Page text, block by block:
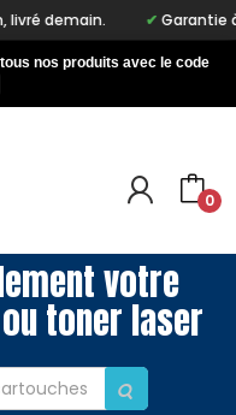
demain. Garantie à
nos produits avec le code
0
votre
toner laser